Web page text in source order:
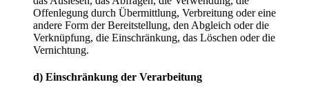
Offenlegung durch Übermittlung, Verbreitung oder eine
andere Form der Bereitstellung, den Abgleich oder die
Verknüpfung, die Einschränkung, das Löschen oder die
Vernichtung.
d) Einschränkung der Verarbeitung